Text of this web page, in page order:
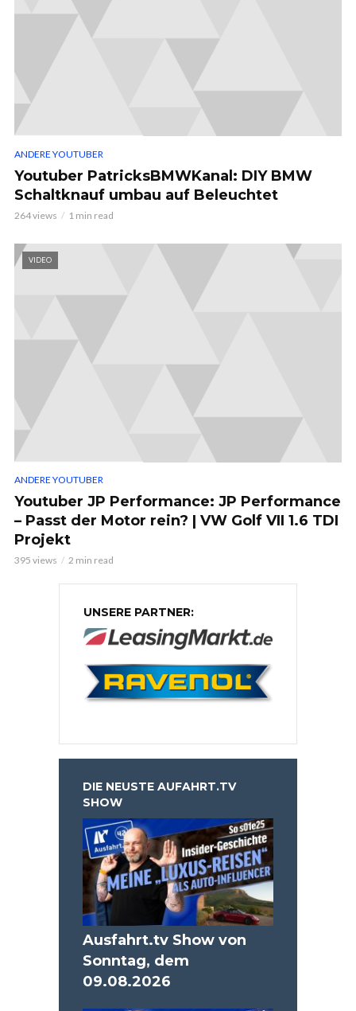
ANDERE YOUTUBER
Youtuber PatricksBMWKanal: DIY BMW
Schaltknauf umbau auf Beleuchtet
264 views 1 min read
VIDEO
ANDERE YOUTUBER
Youtuber JP Performance: JP Performance
– Passt der Motor rein? | VW Golf VII 1.6 TDI
Projekt
395 views 2 min read
UNSERE PARTNER:
DIE NEUSTE AUFAHRT.TV
SHOW
Ausfahrt.tv Show von
Sonntag, dem
09.08.2026